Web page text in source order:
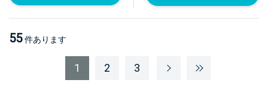
55 件あります
1 2 3